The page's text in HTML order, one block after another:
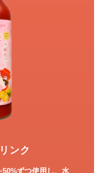
ンク
ずつ使用し、水